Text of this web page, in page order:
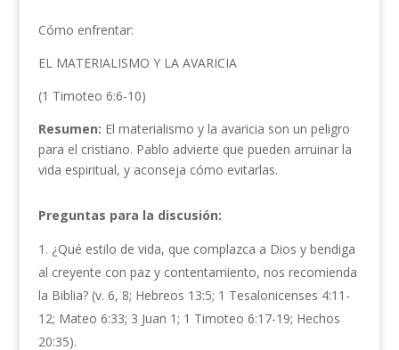
Cómo enfrentar:
EL MATERIALISMO Y LA AVARICIA
(1 Timoteo 6:6-10)
Resumen: El materialismo y la avaricia son un peligro
para el cristiano. Pablo advierte que pueden arruinar la
vida espiritual, y aconseja cómo evitarlas.
Preguntas para la discusión:
¿Qué estilo de vida, que complazca a Dios y bendiga
al creyente con paz y contentamiento, nos recomienda
la Biblia? (v. 6, 8; Hebreos 13:5; 1 Tesalonicenses 4:11-
12; Mateo 6:33; 3 Juan 1; 1 Timoteo 6:17-19; Hechos
20:35).